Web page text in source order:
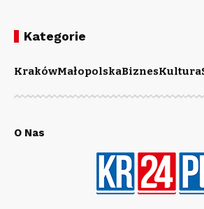
Kategorie
KrakówMałopolskaBiznesKultura
O Nas